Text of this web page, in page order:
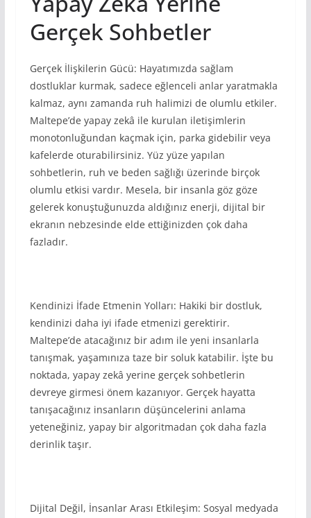
Gerçek Sohbetler
Gerçek İlişkilerin Gücü: Hayatımızda sağlam
dostluklar kurmak, sadece eğlenceli anlar yaratmakla
kalmaz, aynı zamanda ruh halimizi de olumlu etkiler.
Maltepe’de yapay zekâ ile kurulan iletişimlerin
monotonluğundan kaçmak için, parka gidebilir veya
kafelerde oturabilirsiniz. Yüz yüze yapılan
sohbetlerin, ruh ve beden sağlığı üzerinde birçok
olumlu etkisi vardır. Mesela, bir insanla göz göze
gelerek konuştuğunuzda aldığınız enerji, dijital bir
ekranın nebzesinde elde ettiğinizden çok daha
fazladır.
Kendinizi İfade Etmenin Yolları: Hakiki bir dostluk,
kendinizi daha iyi ifade etmenizi gerektirir.
Maltepe’de atacağınız bir adım ile yeni insanlarla
tanışmak, yaşamınıza taze bir soluk katabilir. İşte bu
noktada, yapay zekâ yerine gerçek sohbetlerin
devreye girmesi önem kazanıyor. Gerçek hayatta
tanışacağınız insanların düşüncelerini anlama
yeteneğiniz, yapay bir algoritmadan çok daha fazla
derinlik taşır.
Dijital Değil, İnsanlar Arası Etkileşim: Sosyal medyada